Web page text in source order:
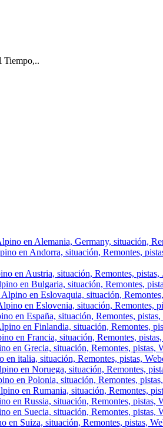
Tiempo,..
en Alemania, Germany, situación,
en Andorra, situación, Remontes,
en Austria, situación, Remontes, pistas,
en Bulgaria, situación, Remontes,
en Eslovaquia, situación,
en Eslovenia, situación, Remontes,
en España, situación, Remontes, pistas,
en Finlandia, situación, Remontes,
en Francia, situación, Remontes,
en Grecia, situación, Remontes, pistas,
italia, situación, Remontes, pistas,
en Noruega, situación, Remontes,
en Polonia, situación, Remontes,
en Rumania, situación, Remontes,
en Russia, situación, Remontes, pistas,
en Suecia, situación, Remontes, pistas,
en Suiza, situación, Remontes, pistas,